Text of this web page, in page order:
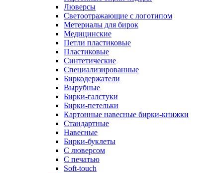
Люверсы
Светоотражающие с логотипом
Метериалы для бирок
Медицинские
Петли пластиковые
Пластиковые
Синтетические
Специализированные
Биркодержатели
Вырубные
Бирки-галстуки
Бирки-петельки
Картонные навесные бирки-книжки
Стандартные
Навесные
Бирки-буклеты
С люверсом
С печатью
Soft-touch